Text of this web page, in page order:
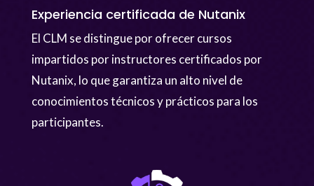
Experiencia certificada de Nutanix
El CLM se distingue por ofrecer cursos
impartidos por instructores certificados por
Nutanix, lo que garantiza un alto nivel de
conocimientos técnicos y prácticos para los
participantes.